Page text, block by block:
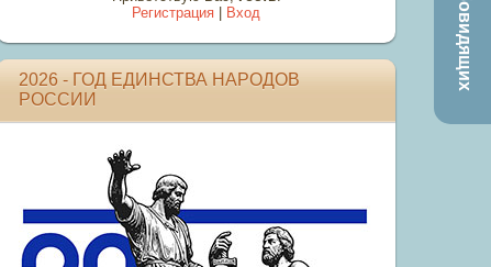
Регистрация
Вход
2026 - ГОД ЕДИНСТВА НАРОДОВ
РОССИИ